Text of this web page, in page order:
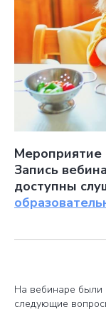
Мероприятие
Запись
доступны
На вебинаре были
следующие